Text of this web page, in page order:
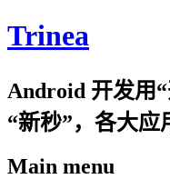
Trinea
Android 开发用
“新秒”，各大应
Main menu